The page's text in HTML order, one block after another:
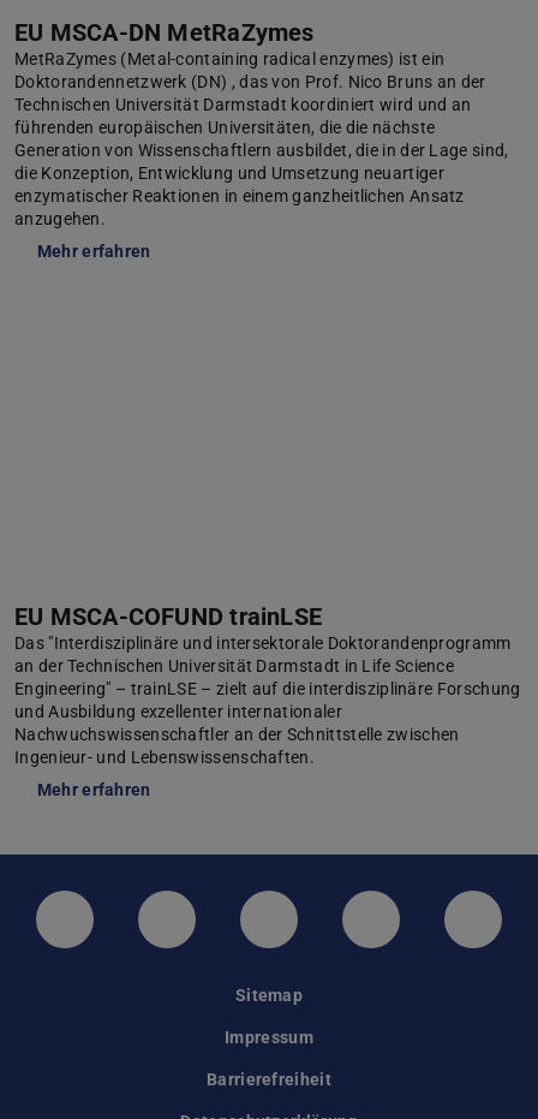
EU MSCA-DN MetRaZymes
MetRaZymes (Metal-containing radical enzymes) ist ein
Doktorandennetzwerk (DN) , das von Prof. Nico Bruns an der
Technischen Universität Darmstadt koordiniert wird und an
führenden europäischen Universitäten, die die nächste
Generation von Wissenschaftlern ausbildet, die in der Lage sind,
die Konzeption, Entwicklung und Umsetzung neuartiger
enzymatischer Reaktionen in einem ganzheitlichen Ansatz
anzugehen.
Mehr erfahren
EU MSCA-COFUND trainLSE
Das "Interdisziplinäre und intersektorale Doktorandenprogramm
an der Technischen Universität Darmstadt in Life Science
Engineering" – trainLSE – zielt auf die interdisziplinäre Forschung
und Ausbildung exzellenter internationaler
Nachwuchswissenschaftler an der Schnittstelle zwischen
Ingenieur- und Lebenswissenschaften.
Mehr erfahren
LinkedIn-Seite der TU Darmstadt
Instagram-Kanal der TU
Bluesky-Kanal der TU
Facebook-
Sitemap
Impressum
Barrierefreiheit